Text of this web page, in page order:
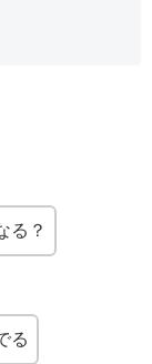
る？
る